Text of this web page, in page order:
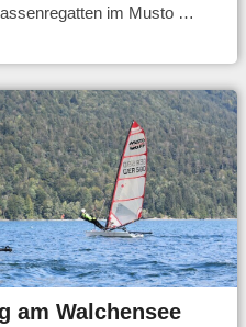
im Musto …
am Walchensee